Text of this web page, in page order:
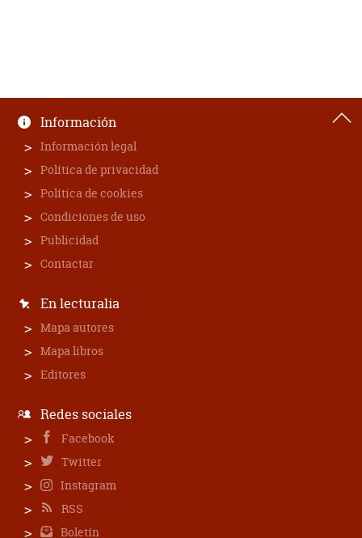
Información
Información legal
Política de privacidad
Política de cookies
Condiciones de uso
Publicidad
Contactar
En lecturalia
Mapa autores
Mapa libros
Editores
Redes sociales
Facebook
Twitter
Instagram
RSS
Boletín